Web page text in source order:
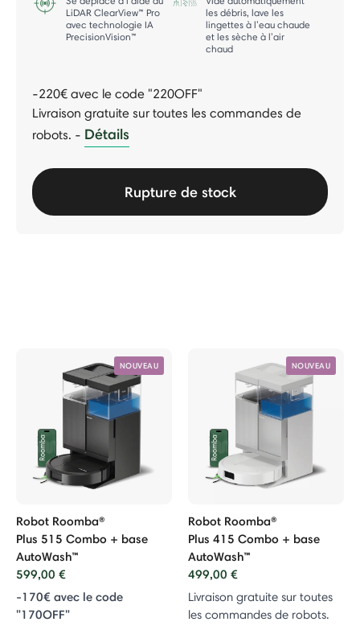
LiDAR ClearView™ Pro
avec technologie IA
PrecisionVision™
les débris, lave les
lingettes à l’eau chaude
et les sèche à l’air
chaud
-220€ avec le code "220OFF"
Livraison gratuite sur toutes les commandes de
robots. - Détails
Rupture de stock
NOUVEAU
Robot Roomba®
Plus 515 Combo + base
AutoWash™
599,00 €
-170€ avec le code
"170OFF"
NOUVEAU
Robot Roomba®
Plus 415 Combo + base
AutoWash™
499,00 €
Livraison gratuite sur toutes
les commandes de robots.